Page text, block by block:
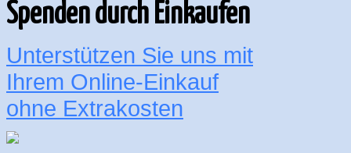
Spenden durch Einkaufen
Unterstützen Sie uns mit
Ihrem Online-Einkauf
ohne Extrakosten